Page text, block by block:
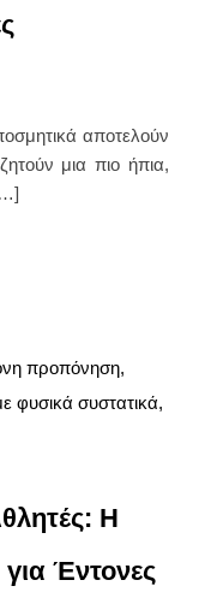
αποτελούν
μια πιο ήπια,
Η
Έντονες